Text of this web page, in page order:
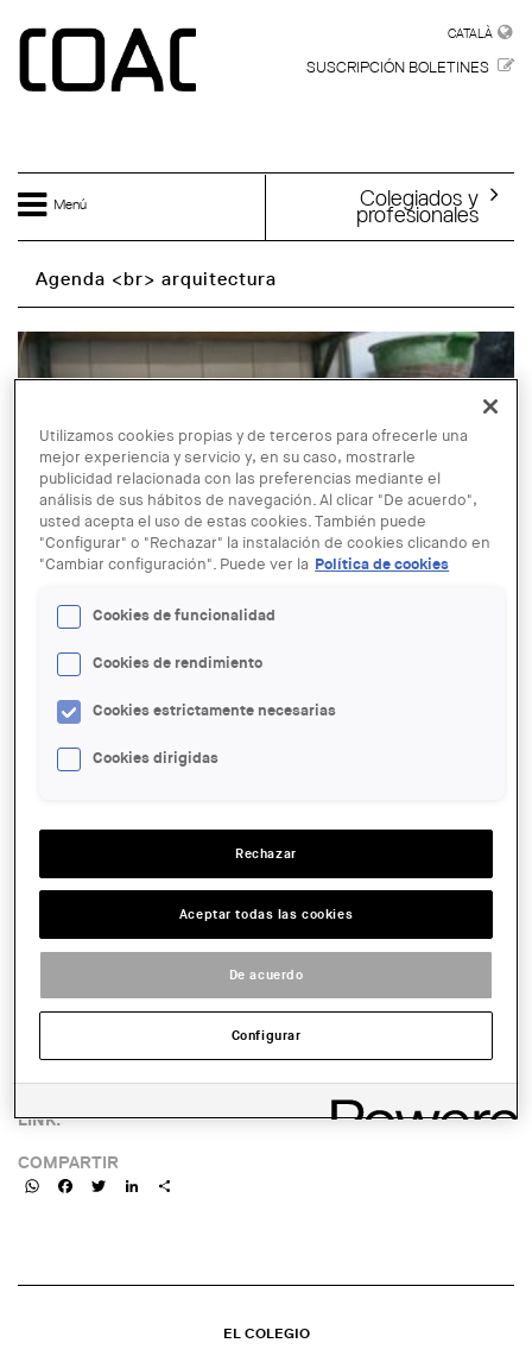
CATALÀ
SUSCRIPCIÓN BOLETINES
Menú Colegiados y
profesionales
Agenda <br> arquitectura
20 NOV
Forat, forat: Patricia Esquivias.
Segona sessió nou cicle de
xerrades
ENTIDAD ORGANIZADORA:
2024-11-20 19:00
LINK:
COMPARTIR
WhatsAppFacebookTwitterLinkedIn
EL COLEGIO
Utilizamos cookies propias y de terceros para ofrecerle una
mejor experiencia y servicio y, en su caso, mostrarle
publicidad relacionada con las preferencias mediante el
análisis de sus hábitos de navegación. Al clicar "De acuerdo",
usted acepta el uso de estas cookies. También puede
"Configurar" o "Rechazar" la instalación de cookies clicando en
"Cambiar configuración". Puede ver la Política de cookies
Cookies de funcionalidad
Cookies de rendimiento
Cookies estrictamente necesarias
Cookies dirigidas
Rechazar
Aceptar todas las cookies
De acuerdo
Configurar